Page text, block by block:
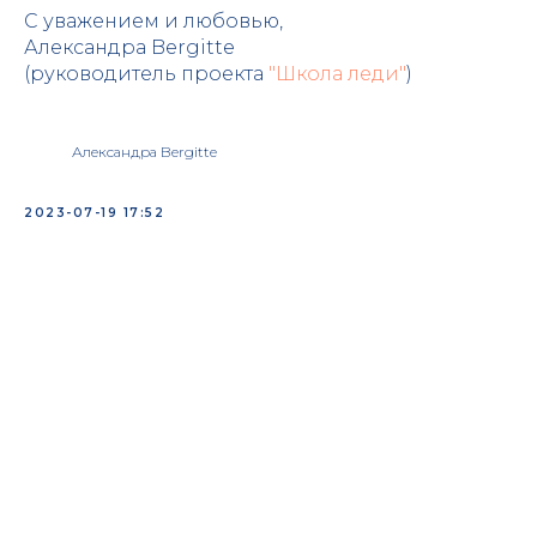
С уважением и любовью,
Александра Bergitte
(руководитель проекта "Школа леди")
Александра Bergitte
2023-07-19 17:52